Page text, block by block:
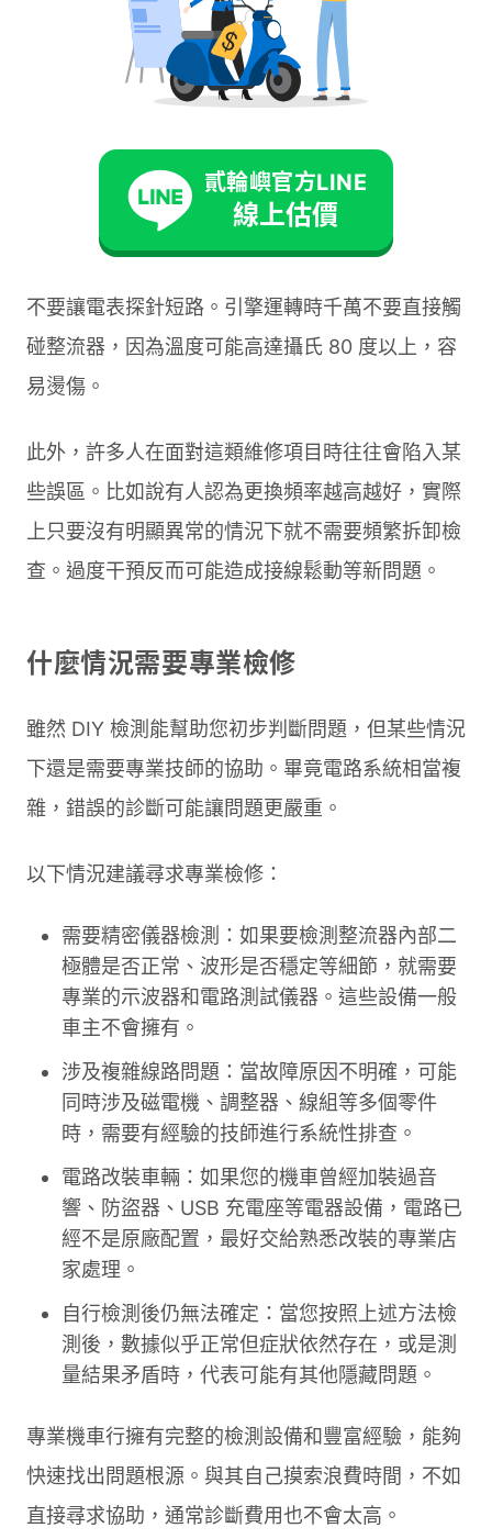
貳輪嶼官方LINE
線上估價
或氧化。這些都是明顯的故障跡象。許多時候
光憑目視就能發現問題。
騎乘觀察法（最方便）：在騎乘過程中留意燈
光是否穩定、儀表顯示是否正常、引擎運轉是
否順暢。特別注意在不同轉速下，電器設備的
表現是否一致。最後檢查是否有任何異響或者
洩漏現象。
不要讓電表探針短路。引擎運轉時千萬不要直接觸
碰整流器，因為溫度可能高達攝氏 80 度以上，容
易燙傷。
此外，許多人在面對這類維修項目時往往會陷入某
些誤區。比如說有人認為更換頻率越高越好，實際
上只要沒有明顯異常的情況下就不需要頻繁拆卸檢
查。過度干預反而可能造成接線鬆動等新問題。
什麼情況需要專業檢修
雖然 DIY 檢測能幫助您初步判斷問題，但某些情況
下還是需要專業技師的協助。畢竟電路系統相當複
雜，錯誤的診斷可能讓問題更嚴重。
以下情況建議尋求專業檢修：
需要精密儀器檢測：如果要檢測整流器內部二
極體是否正常、波形是否穩定等細節，就需要
專業的示波器和電路測試儀器。這些設備一般
車主不會擁有。
涉及複雜線路問題：當故障原因不明確，可能
同時涉及磁電機、調整器、線組等多個零件
時，需要有經驗的技師進行系統性排查。
電路改裝車輛：如果您的機車曾經加裝過音
響、防盜器、USB 充電座等電器設備，電路已
經不是原廠配置，最好交給熟悉改裝的專業店
家處理。
自行檢測後仍無法確定：當您按照上述方法檢
測後，數據似乎正常但症狀依然存在，或是測
量結果矛盾時，代表可能有其他隱藏問題。
專業機車行擁有完整的檢測設備和豐富經驗，能夠
快速找出問題根源。與其自己摸索浪費時間，不如
直接尋求協助，通常診斷費用也不會太高。